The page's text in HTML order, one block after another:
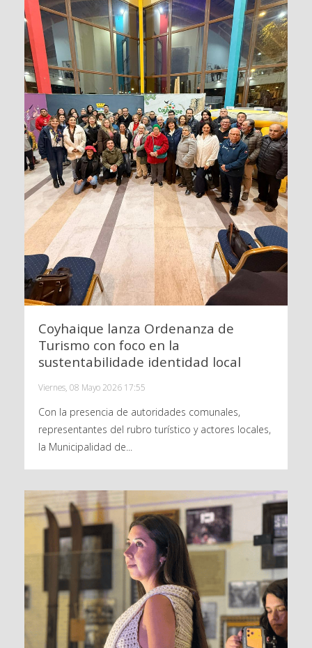
Coyhaique lanza Ordenanza de
Turismo con foco en la
sustentabilidade identidad local
Viernes, 08 Mayo 2026 17:55
Con la presencia de autoridades comunales,
representantes del rubro turístico y actores locales,
la Municipalidad de...